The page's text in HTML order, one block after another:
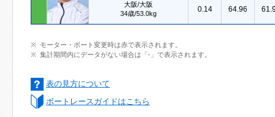
大阪/大阪
34歳/53.0kg
0.14
64.96
モーター・ボート変更時は赤で表示されます。
集計期間内にデータがない場合は「-」で表示されます。
表の見方について
ボートレースガイドはこちら